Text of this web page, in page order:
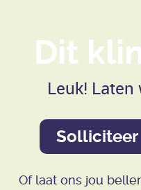
Dit
Leuk!
Solliciteer
Of laat ons jou